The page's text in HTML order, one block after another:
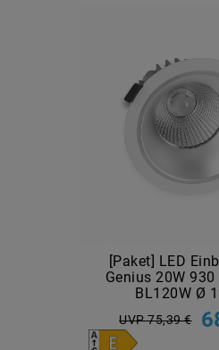
[Paket] LED
Genius 20W
BL120W Ø
UVP 75,39 €